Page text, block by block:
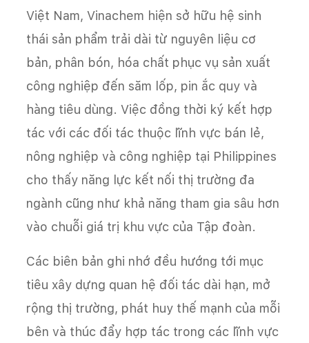
Việt Nam, Vinachem hiện sở hữu hệ sinh
thái sản phẩm trải dài từ nguyên liệu cơ
bản, phân bón, hóa chất phục vụ sản xuất
công nghiệp đến săm lốp, pin ắc quy và
hàng tiêu dùng. Việc đồng thời ký kết hợp
tác với các đối tác thuộc lĩnh vực bán lẻ,
nông nghiệp và công nghiệp tại Philippines
cho thấy năng lực kết nối thị trường đa
ngành cũng như khả năng tham gia sâu hơn
vào chuỗi giá trị khu vực của Tập đoàn.
Các biên bản ghi nhớ đều hướng tới mục
tiêu xây dựng quan hệ đối tác dài hạn, mở
rộng thị trường, phát huy thế mạnh của mỗi
bên và thúc đẩy hợp tác trong các lĩnh vực